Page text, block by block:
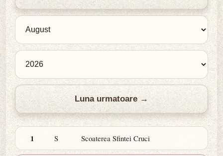
Luna urmatoare →
1 S Scoaterea Sfintei Cruci